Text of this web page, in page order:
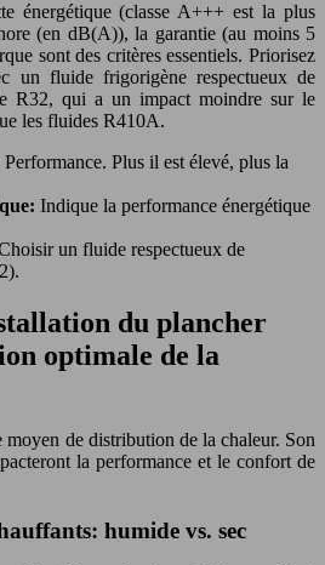
énergétique (classe A+++ est la plus
(en dB(A)), la garantie (au moins 5
sont des critères essentiels. Priorisez
un fluide frigorigène respectueux de
R32, qui a un impact moindre sur le
les fluides R410A.
Plus il est élevé, plus la
Indique la performance énergétique
un fluide respectueux de
du plancher
optimale de la
de distribution de la chaleur. Son
la performance et le confort de
humide vs. sec